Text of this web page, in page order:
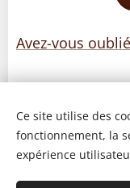
Avez-vous
Ce site utilise des
fonctionnement, la
expérience